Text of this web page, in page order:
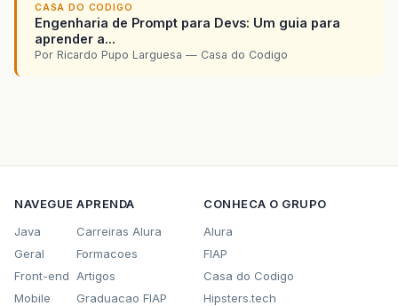
CASA DO CODIGO
Engenharia de Prompt para Devs: Um guia para
aprender a...
Por Ricardo Pupo Larguesa — Casa do Codigo
NAVEGUE
Java
Geral
Front-end
Mobile
APRENDA
Carreiras Alura
Formacoes
Artigos
Graduacao FIAP
CONHECA O GRUPO
Alura
FIAP
Casa do Codigo
Hipsters.tech